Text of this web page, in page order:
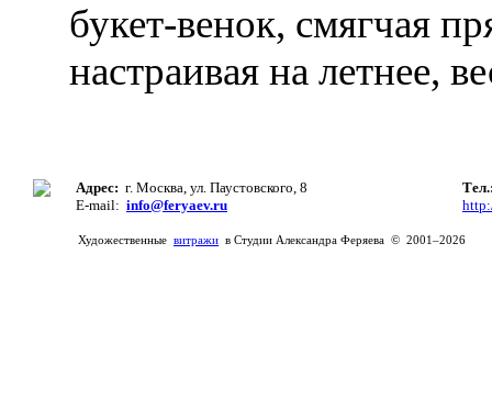
букет-венок, смягчая
настраивая на летнее,
Адрес: г. Москва, ул. Паустовского, 8
E-mail: info@feryaev.ru
Художественные витражи в Студии Александра Феряева © 2001–2026